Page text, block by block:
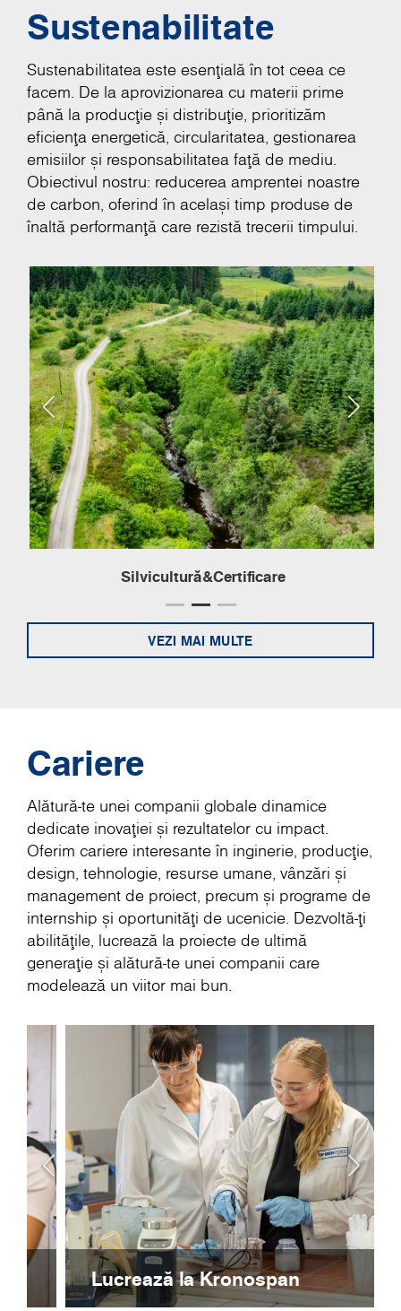
Sustenabilitate
Sustenabilitatea este esențială în tot ceea ce
facem. De la aprovizionarea cu materii prime
până la producție și distribuție, prioritizăm
eficiența energetică, circularitatea, gestionarea
emisiilor și responsabilitatea față de mediu.
Obiectivul nostru: reducerea amprentei noastre
de carbon, oferind în același timp produse de
înaltă performanță care rezistă trecerii timpului.
Silvicultură&Certificare
VEZI MAI MULTE
Cariere
Alătură-te unei companii globale dinamice
dedicate inovației și rezultatelor cu impact.
Oferim cariere interesante în inginerie, producție,
design, tehnologie, resurse umane, vânzări și
management de proiect, precum și programe de
internship și oportunități de ucenicie. Dezvoltă-ți
abilitățile, lucrează la proiecte de ultimă
generație și alătură-te unei companii care
modelează un viitor mai bun.
Lucrează la Kronospan